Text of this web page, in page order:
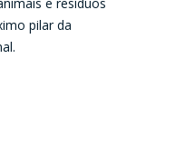
pilar da